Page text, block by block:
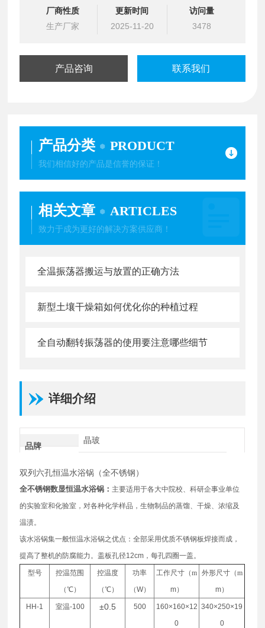
厂商性质
生产厂家
更新时间
2025-11-20
访问量
3478
产品咨询 联系我们
产品分类 PRODUCT
我们相信好的产品是信誉的保证！
相关文章 ARTICLES
致力于成为更好的解决方案供应商！
全温振荡器搬运与放置的正确方法
新型土壤干燥箱如何优化你的种植过程
全自动翻转振荡器的使用要注意哪些细节
详细介绍
品牌
晶玻
双列六孔恒温水浴锅（全不锈钢）
全不锈钢数显恒温水浴锅： 主要适用于各大中院校、科研企事业单位
的实验室和化验室，对各种化学样品，生物制品的蒸馏、干燥、浓缩及
温渍。
该水浴锅集一般恒温水浴锅之优点：全部采用优质不锈钢板焊接而成，
提高了整机的防腐能力。盖板孔径12cm ，每孔四圈一盖。
型号
控温范围
（℃）
控温度
（℃）
功率
（W）
工作尺寸（m
m）
外形尺寸（m
m）
HH-1 室温-100 ±0.5 500
160×160×12
0
340×250×19
0